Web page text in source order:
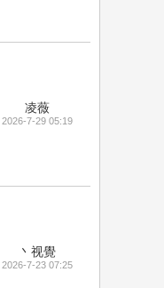
凌薇
2026-7-29 05:19
丶视覺
2026-7-23 07:25